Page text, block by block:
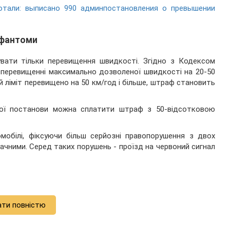
выписано 990 админпостановления о превышении
тільки перевищення швидкості. Згідно з Кодексом
максимально дозволеної швидкості на 20-50
перевищено на 50 км/год і більше, штраф становить
постанови можна сплатити штраф з 50-відсотковою
фіксуючи більш серйозні правопорушення з двох
Серед таких порушень - проїзд на червоний сигнал
повністю